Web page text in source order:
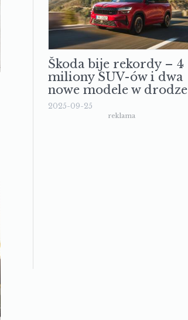
Škoda bije rekordy – 4
miliony SUV-ów i dwa
nowe modele w drodze
2025-09-25
reklama